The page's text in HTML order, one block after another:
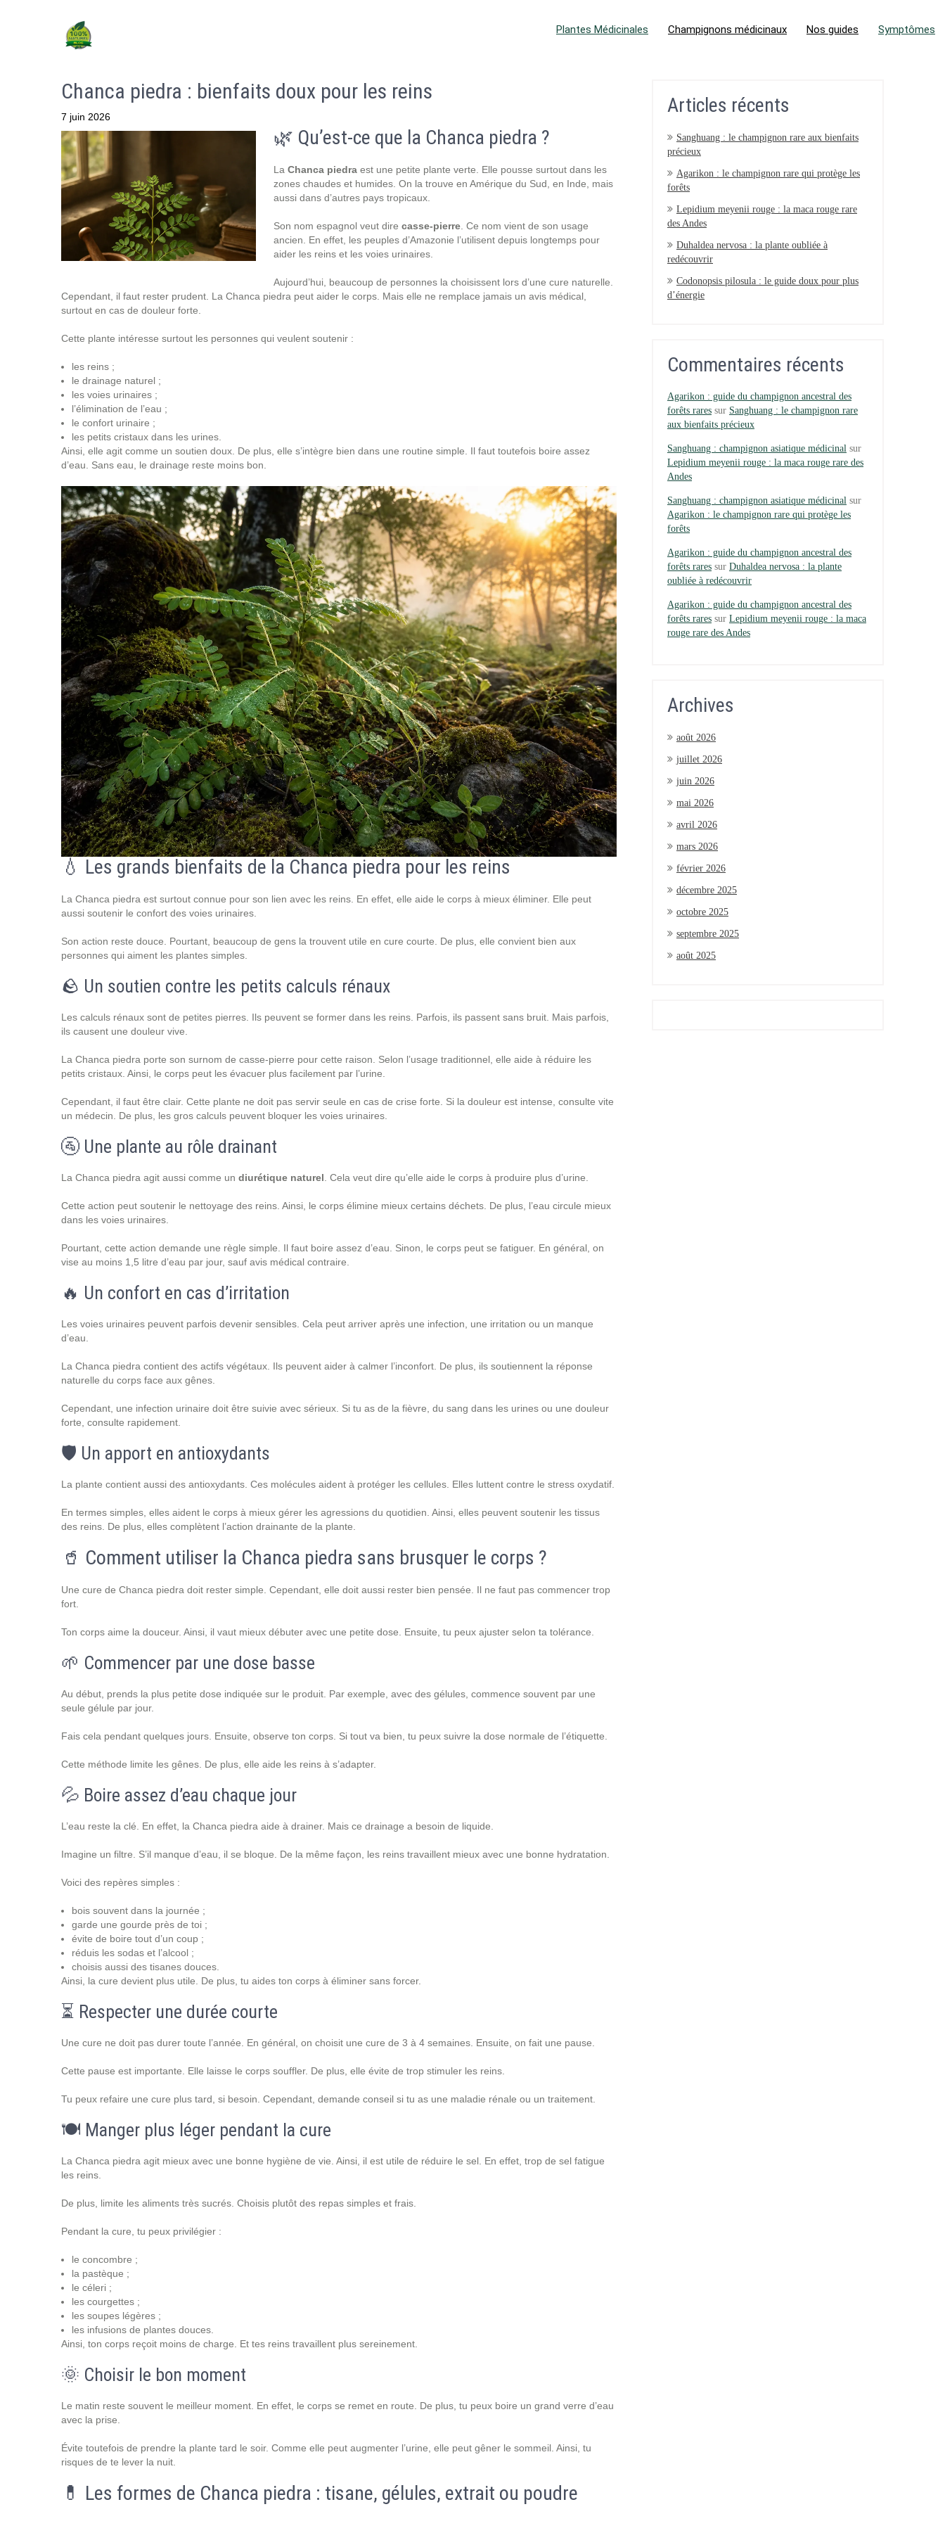
Plantes Médicinales Champignons médicinaux Nos guides Symptômes
Chanca piedra : bienfaits doux pour les reins
7 juin 2026
🌿 Qu’est-ce que la Chanca piedra ?
La Chanca piedraest une petite plante verte. Elle pousse surtout dans les
zones chaudes et humides. On la trouve en Amérique du Sud, en Inde, mais
aussi dans d’autres pays tropicaux.
Son nom espagnol veut dire casse-pierre. Ce nom vient de son usage
ancien. En effet, les peuples d’Amazonie l’utilisent depuis longtemps pour
aider les reins et les voies urinaires.
Aujourd’hui, beaucoup de personnes la choisissent lors d’une cure naturelle.
Cependant, il faut rester prudent. La Chanca piedra peut aider le corps. Mais elle ne remplace jamais un avis médical,
surtout en cas de douleur forte.
Cette plante intéresse surtout les personnes qui veulent soutenir :
les reins ;
le drainage naturel ;
les voies urinaires ;
l’élimination de l’eau ;
le confort urinaire ;
les petits cristaux dans les urines.
Ainsi, elle agit comme un soutien doux. De plus, elle s’intègre bien dans une routine simple. Il faut toutefois boire assez
d’eau. Sans eau, le drainage reste moins bon.
💧 Les grands bienfaits de la Chanca piedra pour les reins
La Chanca piedra est surtout connue pour son lien avec les reins. En effet, elle aide le corps à mieux éliminer. Elle peut
aussi soutenir le confort des voies urinaires.
Son action reste douce. Pourtant, beaucoup de gens la trouvent utile en cure courte. De plus, elle convient bien aux
personnes qui aiment les plantes simples.
🪨 Un soutien contre les petits calculs rénaux
Les calculs rénaux sont de petites pierres. Ils peuvent se former dans les reins. Parfois, ils passent sans bruit. Mais parfois,
ils causent une douleur vive.
La Chanca piedra porte son surnom de casse-pierre pour cette raison. Selon l’usage traditionnel, elle aide à réduire les
petits cristaux. Ainsi, le corps peut les évacuer plus facilement par l’urine.
Cependant, il faut être clair. Cette plante ne doit pas servir seule en cas de crise forte. Si la douleur est intense, consulte vite
un médecin. De plus, les gros calculs peuvent bloquer les voies urinaires.
🚰 Une plante au rôle drainant
La Chanca piedra agit aussi comme un diurétique naturel . Cela veut dire qu’elle aide le corps à produire plus d’urine.
Cette action peut soutenir le nettoyage des reins. Ainsi, le corps élimine mieux certains déchets. De plus, l’eau circule mieux
dans les voies urinaires.
Pourtant, cette action demande une règle simple. Il faut boire assez d’eau. Sinon, le corps peut se fatiguer. En général, on
vise au moins 1,5 litre d’eau par jour, sauf avis médical contraire.
🔥 Un confort en cas d’irritation
Les voies urinaires peuvent parfois devenir sensibles. Cela peut arriver après une infection, une irritation ou un manque
d’eau.
La Chanca piedra contient des actifs végétaux. Ils peuvent aider à calmer l’inconfort. De plus, ils soutiennent la réponse
naturelle du corps face aux gênes.
Cependant, une infection urinaire doit être suivie avec sérieux. Si tu as de la fièvre, du sang dans les urines ou une douleur
forte, consulte rapidement.
🛡️ Un apport en antioxydants
La plante contient aussi des antioxydants. Ces molécules aident à protéger les cellules. Elles luttent contre le stress oxydatif.
En termes simples, elles aident le corps à mieux gérer les agressions du quotidien. Ainsi, elles peuvent soutenir les tissus
des reins. De plus, elles complètent l’action drainante de la plante.
🥤 Comment utiliser la Chanca piedra sans brusquer le corps ?
Une cure de Chanca piedra doit rester simple. Cependant, elle doit aussi rester bien pensée. Il ne faut pas commencer trop
fort.
Ton corps aime la douceur. Ainsi, il vaut mieux débuter avec une petite dose. Ensuite, tu peux ajuster selon ta tolérance.
🌱 Commencer par une dose basse
Au début, prends la plus petite dose indiquée sur le produit. Par exemple, avec des gélules, commence souvent par une
seule gélule par jour.
Fais cela pendant quelques jours. Ensuite, observe ton corps. Si tout va bien, tu peux suivre la dose normale de l’étiquette.
Cette méthode limite les gênes. De plus, elle aide les reins à s’adapter.
💦 Boire assez d’eau chaque jour
L’eau reste la clé. En effet, la Chanca piedra aide à drainer. Mais ce drainage a besoin de liquide.
Imagine un filtre. S’il manque d’eau, il se bloque. De la même façon, les reins travaillent mieux avec une bonne hydratation.
Voici des repères simples :
bois souvent dans la journée ;
garde une gourde près de toi ;
évite de boire tout d’un coup ;
réduis les sodas et l’alcool ;
choisis aussi des tisanes douces.
Ainsi, la cure devient plus utile. De plus, tu aides ton corps à éliminer sans forcer.
⏳ Respecter une durée courte
Une cure ne doit pas durer toute l’année. En général, on choisit une cure de 3 à 4 semaines. Ensuite, on fait une pause.
Cette pause est importante. Elle laisse le corps souffler. De plus, elle évite de trop stimuler les reins.
Tu peux refaire une cure plus tard, si besoin. Cependant, demande conseil si tu as une maladie rénale ou un traitement.
🍽️ Manger plus léger pendant la cure
La Chanca piedra agit mieux avec une bonne hygiène de vie. Ainsi, il est utile de réduire le sel. En effet, trop de sel fatigue
les reins.
De plus, limite les aliments très sucrés. Choisis plutôt des repas simples et frais.
Pendant la cure, tu peux privilégier :
le concombre ;
la pastèque ;
le céleri ;
les courgettes ;
les soupes légères ;
les infusions de plantes douces.
Ainsi, ton corps reçoit moins de charge. Et tes reins travaillent plus sereinement.
🌞 Choisir le bon moment
Le matin reste souvent le meilleur moment. En effet, le corps se remet en route. De plus, tu peux boire un grand verre d’eau
avec la prise.
Évite toutefois de prendre la plante tard le soir. Comme elle peut augmenter l’urine, elle peut gêner le sommeil. Ainsi, tu
risques de te lever la nuit.
💊 Les formes de Chanca piedra : tisane, gélules, extrait ou poudre
Articles récents
Sanghuang : le champignon rare aux bienfaits
précieux
Agarikon : le champignon rare qui protège les
forêts
Lepidium meyenii rouge : la maca rouge rare
des Andes
Duhaldea nervosa : la plante oubliée à
redécouvrir
Codonopsis pilosula : le guide doux pour plus
d’énergie
Commentaires récents
Agarikon : guide du champignon ancestral des
forêts rares sur Sanghuang : le champignon rare
aux bienfaits précieux
Sanghuang : champignon asiatique médicinal sur
Lepidium meyenii rouge : la maca rouge rare des
Andes
Sanghuang : champignon asiatique médicinal sur
Agarikon : le champignon rare qui protège les
forêts
Agarikon : guide du champignon ancestral des
forêts rares sur Duhaldea nervosa : la plante
oubliée à redécouvrir
Agarikon : guide du champignon ancestral des
forêts rares sur Lepidium meyenii rouge : la maca
rouge rare des Andes
Archives
août 2026
juillet 2026
juin 2026
mai 2026
avril 2026
mars 2026
février 2026
décembre 2025
octobre 2025
septembre 2025
août 2025